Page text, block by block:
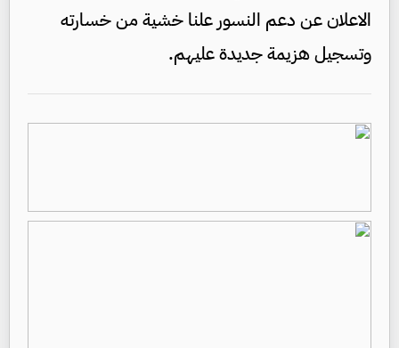
الاعلان عن دعم النسور علنا خشية من خسارته
وتسجيل هزيمة جديدة عليهم.